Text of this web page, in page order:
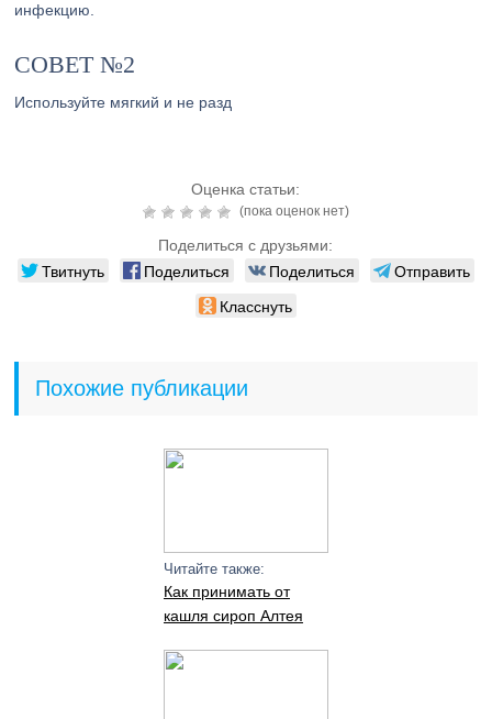
инфекцию.
СОВЕТ №2
Используйте мягкий и не разд
Оценка статьи:
(пока оценок нет)
Поделиться с друзьями:
Твитнуть Поделиться Поделиться
Отправить
Класснуть
Похожие публикации
Читайте также:
Как принимать от
кашля сироп Алтея